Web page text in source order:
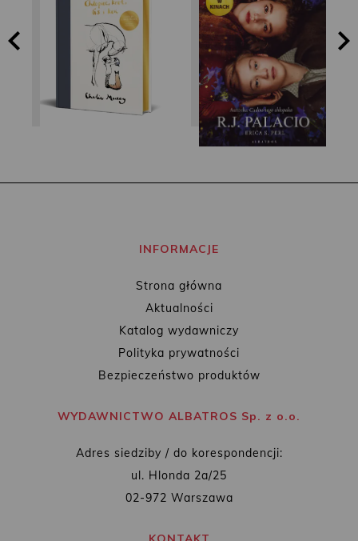
Charlie Mackesy R.J. Palacio
INFORMACJE
Strona główna
Aktualności
Katalog wydawniczy
Polityka prywatności
Bezpieczeństwo produktów
WYDAWNICTWO ALBATROS Sp. z o.o.
Adres siedziby / do korespondencji:
ul. Hlonda 2a/25
02-972 Warszawa